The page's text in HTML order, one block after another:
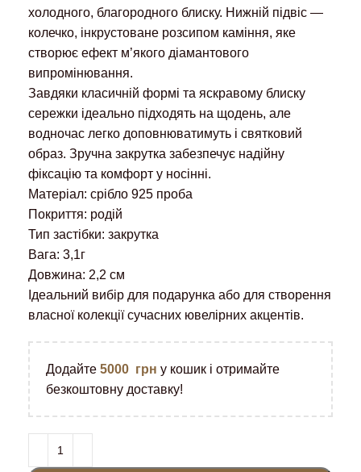
холодного, благородного блиску. Нижній підвіс —
колечко, інкрустоване розсипом каміння, яке
створює ефект м’якого діамантового
випромінювання.
Завдяки класичній формі та яскравому блиску
сережки ідеально підходять на щодень, але
водночас легко доповнюватимуть і святковий
образ. Зручна закрутка забезпечує надійну
фіксацію та комфорт у носінні.
Матеріал: срібло 925 проба
Покриття: родій
Тип застібки: закрутка
Вага: 3,1г
Довжина: 2,2 см
Ідеальний вибір для подарунка або для створення
власної колекції сучасних ювелірних акцентів.
Додайте 5000 грн у кошик і отримайте
безкоштовну доставку!